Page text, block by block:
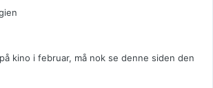
kino i februar, må nok se denne siden den